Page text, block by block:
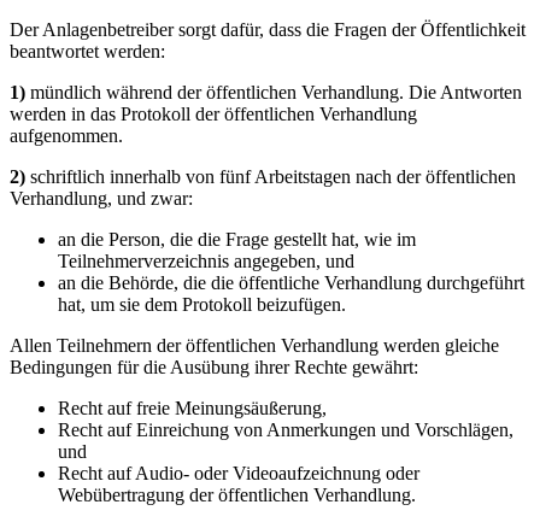
Der Anlagenbetreiber sorgt dafür, dass die Fragen der Öffentlichkeit
beantwortet werden:
1) mündlich während der öffentlichen Verhandlung. Die Antworten
werden in das Protokoll der öffentlichen Verhandlung
aufgenommen.
2) schriftlich innerhalb von fünf Arbeitstagen nach der öffentlichen
Verhandlung, und zwar:
an die Person, die die Frage gestellt hat, wie im
Teilnehmerverzeichnis angegeben, und
an die Behörde, die die öffentliche Verhandlung durchgeführt
hat, um sie dem Protokoll beizufügen.
Allen Teilnehmern der öffentlichen Verhandlung werden gleiche
Bedingungen für die Ausübung ihrer Rechte gewährt:
Recht auf freie Meinungsäußerung,
Recht auf Einreichung von Anmerkungen und Vorschlägen,
und
Recht auf Audio- oder Videoaufzeichnung oder
Webübertragung der öffentlichen Verhandlung.